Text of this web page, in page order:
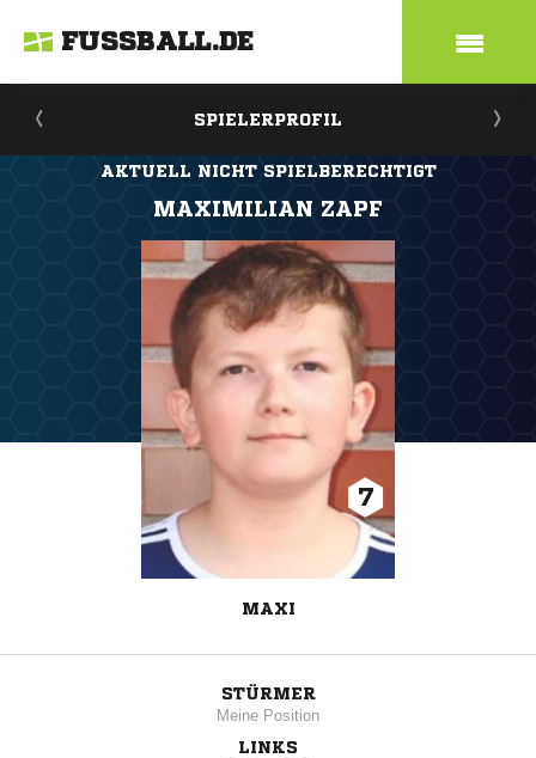
FUSSBALL.DE
SPIELERPROFIL
AKTUELL NICHT SPIELBERECHTIGT
MAXIMILIAN ZAPF
7
MAXI
STÜRMER
Meine Position
LINKS